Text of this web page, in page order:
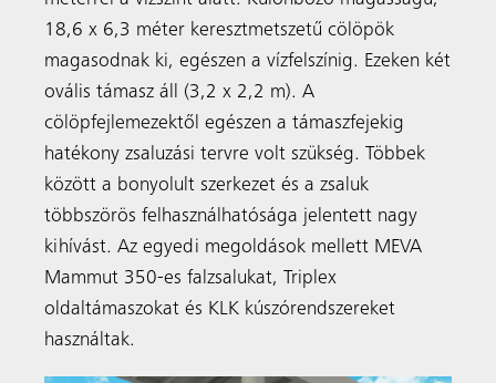
18,6 x 6,3 méter keresztmetszetű cölöpök
magasodnak ki, egészen a vízfelszínig. Ezeken két
ovális támasz áll (3,2 x 2,2 m). A
cölöpfejlemezektől egészen a támaszfejekig
hatékony zsaluzási tervre volt szükség. Többek
között a bonyolult szerkezet és a zsaluk
többszörös felhasználhatósága jelentett nagy
kihívást. Az egyedi megoldások mellett MEVA
Mammut 350-es falzsalukat, Triplex
oldaltámaszokat és KLK kúszórendszereket
használtak.